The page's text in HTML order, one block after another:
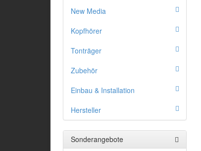
New Media
Kopfhörer
Tonträger
Zubehör
Einbau & Installation
Hersteller
Sonderangebote